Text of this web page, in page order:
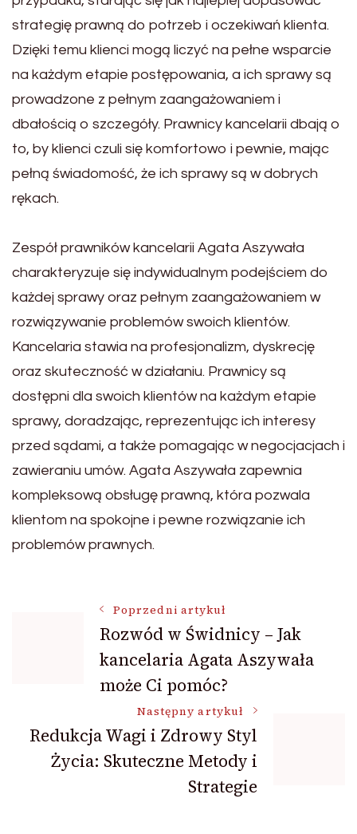
strategię prawną do potrzeb i oczekiwań klienta.
Dzięki temu klienci mogą liczyć na pełne wsparcie
na każdym etapie postępowania, a ich sprawy są
prowadzone z pełnym zaangażowaniem i
dbałością o szczegóły. Prawnicy kancelarii dbają o
to, by klienci czuli się komfortowo i pewnie, mając
pełną świadomość, że ich sprawy są w dobrych
rękach.
Zespół prawników kancelarii Agata Aszywała
charakteryzuje się indywidualnym podejściem do
każdej sprawy oraz pełnym zaangażowaniem w
rozwiązywanie problemów swoich klientów.
Kancelaria stawia na profesjonalizm, dyskrecję
oraz skuteczność w działaniu. Prawnicy są
dostępni dla swoich klientów na każdym etapie
sprawy, doradzając, reprezentując ich interesy
przed sądami, a także pomagając w negocjacjach i
zawieraniu umów. Agata Aszywała zapewnia
kompleksową obsługę prawną, która pozwala
klientom na spokojne i pewne rozwiązanie ich
problemów prawnych.
Nawigacja
wpisu
Poprzedni artykuł
Rozwód w Świdnicy – Jak
kancelaria Agata Aszywała
może Ci pomóc?
Następny artykuł
Redukcja Wagi i Zdrowy Styl
Życia: Skuteczne Metody i
Strategie